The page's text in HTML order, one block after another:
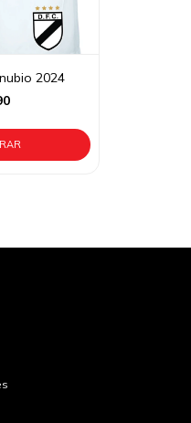
2024